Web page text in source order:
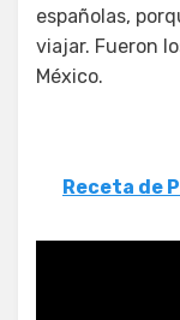
españolas,
viajar. Fueron
México.
Receta de